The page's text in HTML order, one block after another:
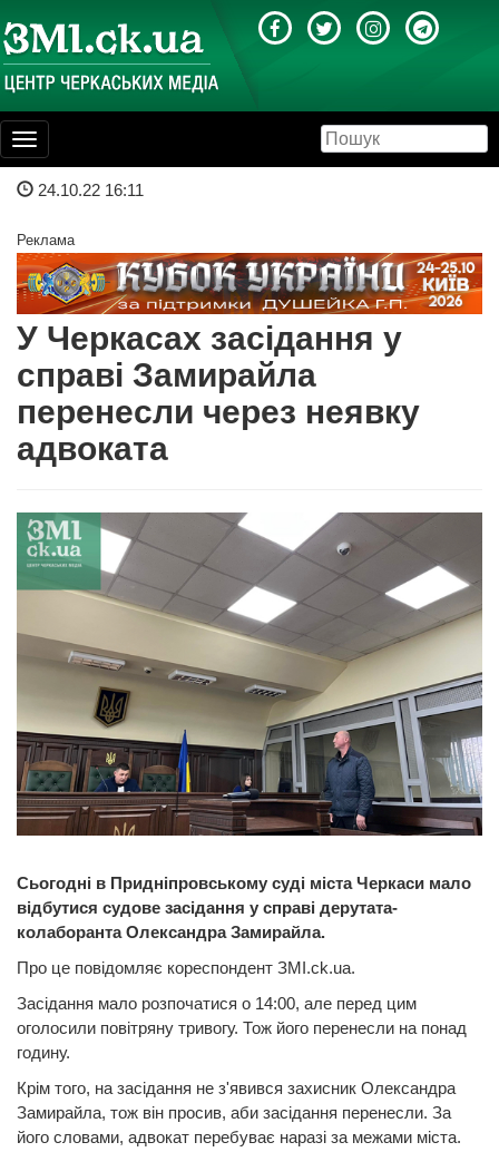
Toggle
navigation
24.10.22 16:11
Реклама
У Черкасах засідання у
справі Замирайла
перенесли через неявку
адвоката
Сьогодні в Придніпровському суді міста Черкаси мало
відбутися судове засідання у справі дерутата-
колаборанта Олександра Замирайла.
Про це повідомляє кореспондент ЗМІ.ck.ua.
Засідання мало розпочатися о 14:00, але перед цим
оголосили повітряну тривогу. Тож його перенесли на понад
годину.
Крім того, на засідання не з'явився захисник Олександра
Замирайла, тож він просив, аби засідання перенесли. За
його словами, адвокат перебуває наразі за межами міста.